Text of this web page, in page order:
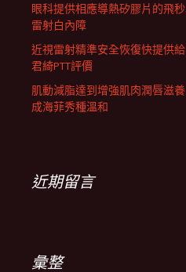
眼科提供相應導熱矽膠片的飛秒
雷射白內障
近視雷射精準安全恢復快提供給
君綺PTT評價
肌動減脂達到增強肌肉潤唇滋養
成海菲秀種溫和
近期留言
彙整